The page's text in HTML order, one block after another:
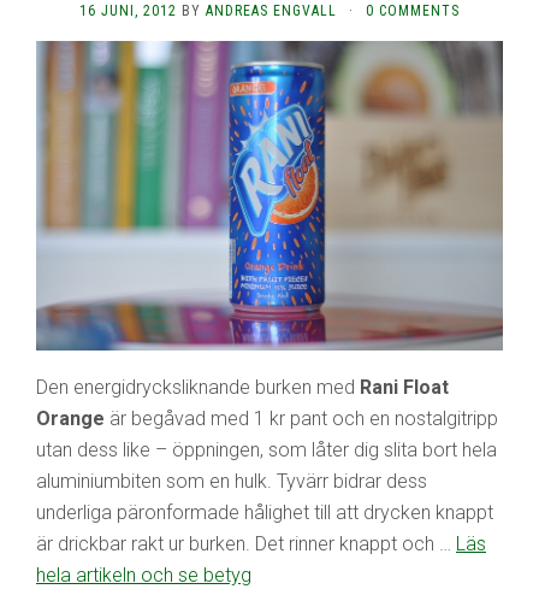
16 JUNI, 2012 BY ANDREAS ENGVALL · 0 COMMENTS
Den energidrycksliknande burken med Rani Float
Orange är begåvad med 1 kr pant och en nostalgitripp
utan dess like – öppningen, som låter dig slita bort hela
aluminiumbiten som en hulk. Tyvärr bidrar dess
underliga päronformade hålighet till att drycken knappt
är drickbar rakt ur burken. Det rinner knappt och … Läs
hela artikeln och se betyg